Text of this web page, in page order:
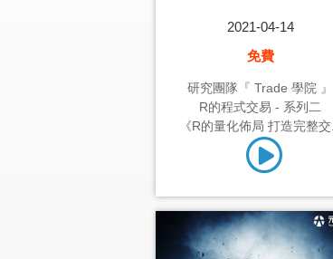
2021-04-14
免費
研究團隊『 Trade 學院 』
R的程式交易 - 系列二
《R的量化佈局 打造完整交